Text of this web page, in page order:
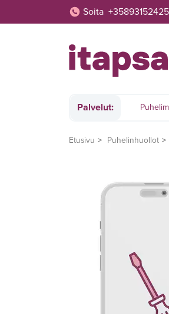
Soita
Palvelut:
Etusivu Puhelinhuollot